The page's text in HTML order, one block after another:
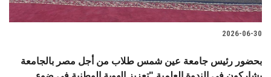
2026-06-30
بحضور رئيس جامعة عين شمس طلاب من أجل مصر بالجامعة